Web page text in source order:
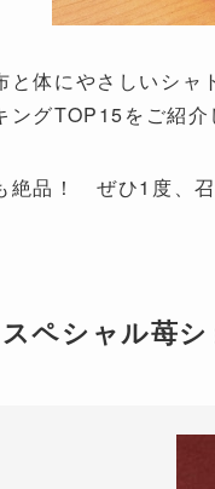
と体にやさしいシャ
ングTOP15をご紹介
絶品！ ぜひ1度、召
ペシャル苺シ